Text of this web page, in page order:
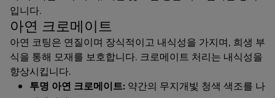
입니다.
아연 크로메이트
아연 코팅은 연질이며 장식적이고 내식성을 가지며, 희생 부
식을 통해 모재를 보호합니다. 크로메이트 처리는 내식성을
향상시킵니다.
투명 아연 크로메이트: 약간의 무지개빛 청색 색조를 나